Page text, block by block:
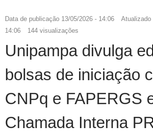
Data de publicação 13/05/2026 - 14:06 Atualizado
14:06
144 visualizações
Unipampa divulga
bolsas de iniciação
CNPq e FAPERGS
Chamada Interna